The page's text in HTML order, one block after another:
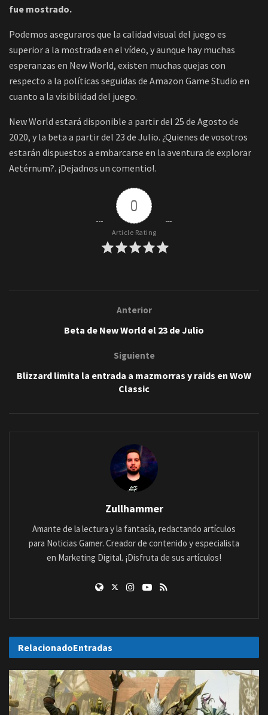
fue mostrado.
Podemos aseguraros que la calidad visual del juego es
superior a la mostrada en el vídeo, y aunque hay muchas
esperanzas en New World, existen muchas quejas con
respecto a la políticas seguidas de Amazon Game Studio en
cuanto a la visibilidad del juego.
New World estará disponible a partir del 25 de Agosto de
2020, y la beta a partir del 23 de Julio. ¿Quienes de vosotros
estarán dispuestos a embarcarse en la aventura de explorar
Aetérnum?. ¡Dejadnos un comentio!.
0
Article Rating
Anterior
Beta de New World el 23 de Julio
Siguiente
Blizzard limita la entrada a mazmorras y raids en WoW
Classic
Zullhammer
Amante de la lectura y la fantasía, redactando artículos
para Noticias Gamer. Creador de contenido y especialista
en Marketing Digital. ¡Disfruta de sus artículos!
RelacionadoEntradas